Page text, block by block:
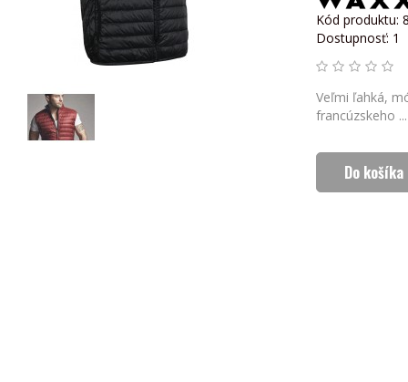
Kód produktu:
Dostupnosť: 1
Veľmi ľahká,
francúzskeho ...
Do košíka